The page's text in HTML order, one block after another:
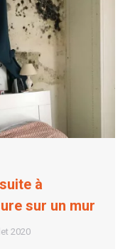
à
sur un mur
2020